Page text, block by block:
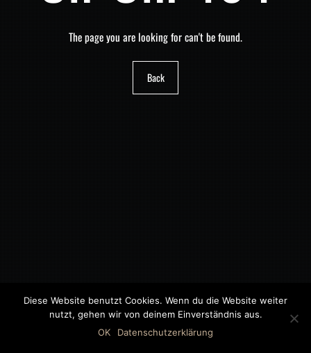
The page you are looking for can't be found.
Back
©2018 MWB – MOTORWAGEN BERNAU GMBH
Diese Website benutzt Cookies. Wenn du die Website weiter
nutzt, gehen wir von deinem Einverständnis aus.
OK
Datenschutzerklärung